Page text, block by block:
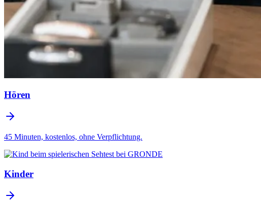
Hören
45 Minuten, kostenlos, ohne Verpflichtung.
Kinder